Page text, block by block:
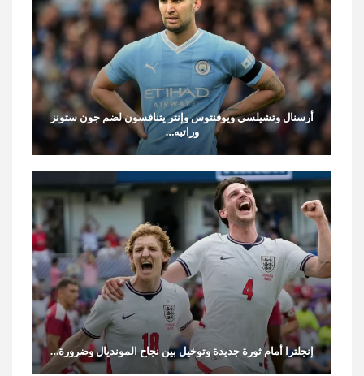
أرسنال وتشيلسي ويوفنتوس وإنتر يتنافسون لضم جون ستونز
وراتبه…
إنجلترا أمام ثورة جديدة وتوخيل بين نجاح المونديال وضرورة…